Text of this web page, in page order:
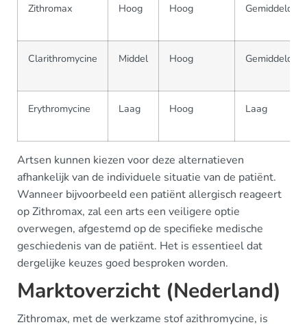
Zithromax Hoog Hoog Gemiddeld
Clarithromycine Middel Hoog Gemiddeld
Erythromycine Laag Hoog Laag
Artsen kunnen kiezen voor deze alternatieven
afhankelijk van de individuele situatie van de patiënt.
Wanneer bijvoorbeeld een patiënt allergisch reageert
op Zithromax, zal een arts een veiligere optie
overwegen, afgestemd op de specifieke medische
geschiedenis van de patiënt. Het is essentieel dat
dergelijke keuzes goed besproken worden.
Marktoverzicht (Nederland)
Zithromax, met de werkzame stof azithromycine, is